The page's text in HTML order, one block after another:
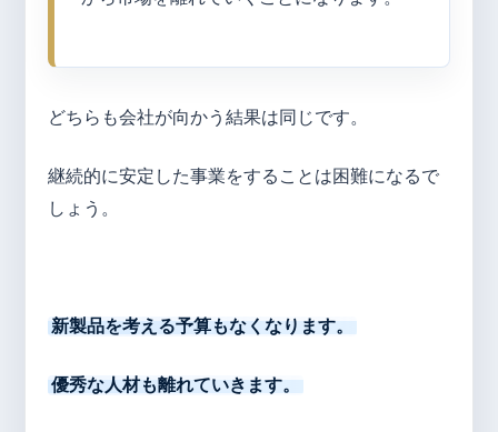
どちらも会社が向かう結果は同じです。
継続的に安定した事業をすることは困難になるで
しょう。
新製品を考える予算もなくなります。
優秀な人材も離れていきます。